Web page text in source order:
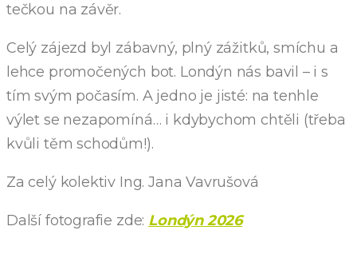
tečkou na závěr.
Celý zájezd byl zábavný, plný zážitků, smíchu a
lehce promočených bot. Londýn nás bavil – i s
tím svým počasím. A jedno je jisté: na tenhle
výlet se nezapomíná… i kdybychom chtěli (třeba
kvůli těm schodům!).
Za celý kolektiv Ing. Jana Vavrušová
Další fotografie zde: Londýn 2026